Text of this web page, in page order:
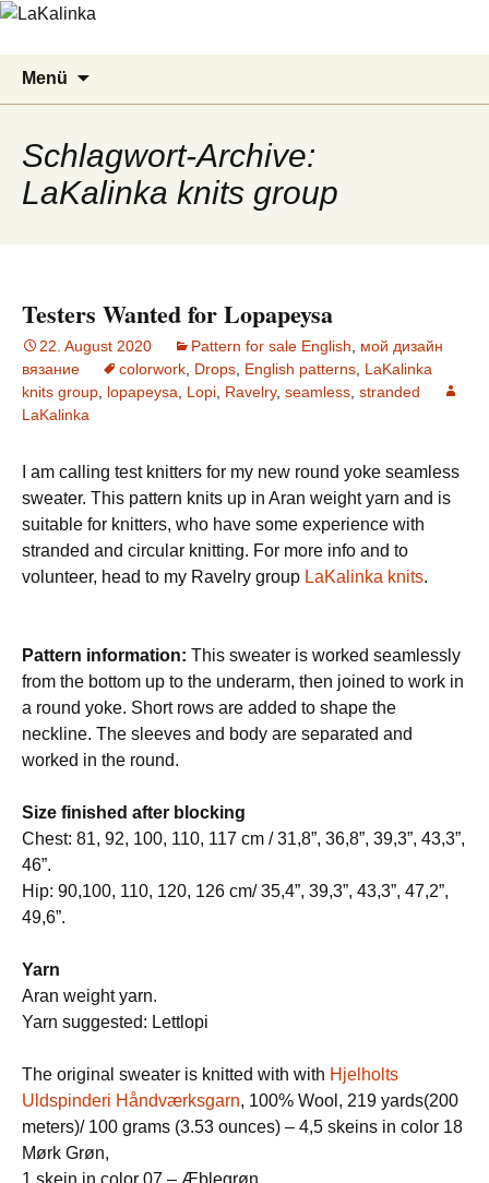
LaKalinka
Menü
Schlagwort-Archive:
LaKalinka knits group
Testers Wanted for Lopapeysa
22. August 2020 Pattern for sale English
мой дизайн
вязание
colorwork Drops English patterns LaKalinka
knits group lopapeysa Lopi Ravelry, seamless stranded
LaKalinka
I am calling test knitters for my new round yoke seamless
sweater. This pattern knits up in Aran weight yarn and is
suitable for knitters, who have some experience with
stranded and circular knitting. For more info and to
volunteer, head to my Ravelry group LaKalinka knits.
Pattern information: This sweater is worked seamlessly
from the bottom up to the underarm, then joined to work in
a round yoke. Short rows are added to shape the
neckline. The sleeves and body are separated and
worked in the round.
Size finished after blocking
Chest: 81, 92, 100, 110, 117 cm / 31,8”, 36,8”, 39,3”, 43,3”,
46”.
Hip: 90,100, 110, 120, 126 cm/ 35,4”, 39,3”, 43,3”, 47,2”,
49,6”.
Yarn
Aran weight yarn.
Yarn suggested: Lettlopi
The original sweater is knitted with with Hjelholts
Uldspinderi Håndværksgarn, 100% Wool, 219 yards(200
meters)/ 100 grams (3.53 ounces) – 4,5 skeins in color 18
Mørk Grøn,
1 skein in color 07 – Æblegrøn